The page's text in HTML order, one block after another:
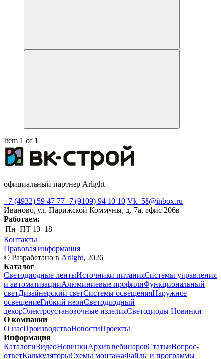
Item 1 of 1
официальный партнер Arlight
+7 (4932) 59 47 77+7 (9109) 94 10 10 Vk_58@inbox.ru
Иваново, ул. Парижской Коммуны, д. 7а, офис 206в
Работаем:
Пн–ПТ 10–18
Контакты
Правовая информация
© Разработано в Arlight, 2026
Каталог
Светодиодные лентыИсточники питанияСистемы управления
и автоматизацииАлюминиевые профилиФункциональный
светДизайнерский светСистемы освещенияНаружное
освещениеГибкий неонСветодиодный
декорЭлектроустановочные изделияСветодиоды Новинки
О компании
О насПроизводствоНовостиПроекты
Информация
КаталогиВидеоНовинкиАрхив вебинаровСтатьиВопрос-
ответКалькуляторыСхемы монтажаФайлы и программы